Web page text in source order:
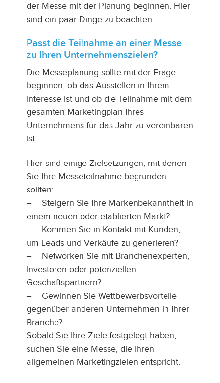
der Messe mit der Planung beginnen. Hier
sind ein paar Dinge zu beachten:
Passt die Teilnahme an einer Messe
zu Ihren Unternehmenszielen?
Die Messeplanung sollte mit der Frage
beginnen, ob das Ausstellen in Ihrem
Interesse ist und ob die Teilnahme mit dem
gesamten Marketingplan Ihres
Unternehmens für das Jahr zu vereinbaren
ist.
Hier sind einige Zielsetzungen, mit denen
Sie Ihre Messeteilnahme begründen
sollten:
– Steigern Sie Ihre Markenbekanntheit in
einem neuen oder etablierten Markt?
– Kommen Sie in Kontakt mit Kunden,
um Leads und Verkäufe zu generieren?
– Networken Sie mit Branchenexperten,
Investoren oder potenziellen
Geschäftspartnern?
– Gewinnen Sie Wettbewerbsvorteile
gegenüber anderen Unternehmen in Ihrer
Branche?
Sobald Sie Ihre Ziele festgelegt haben,
suchen Sie eine Messe, die Ihren
allgemeinen Marketingzielen entspricht.